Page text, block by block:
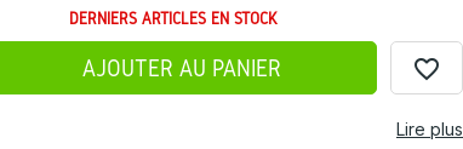
DERNIERS ARTICLES EN STOCK
AJOUTER AU PANIER favorite_border
Lire plus